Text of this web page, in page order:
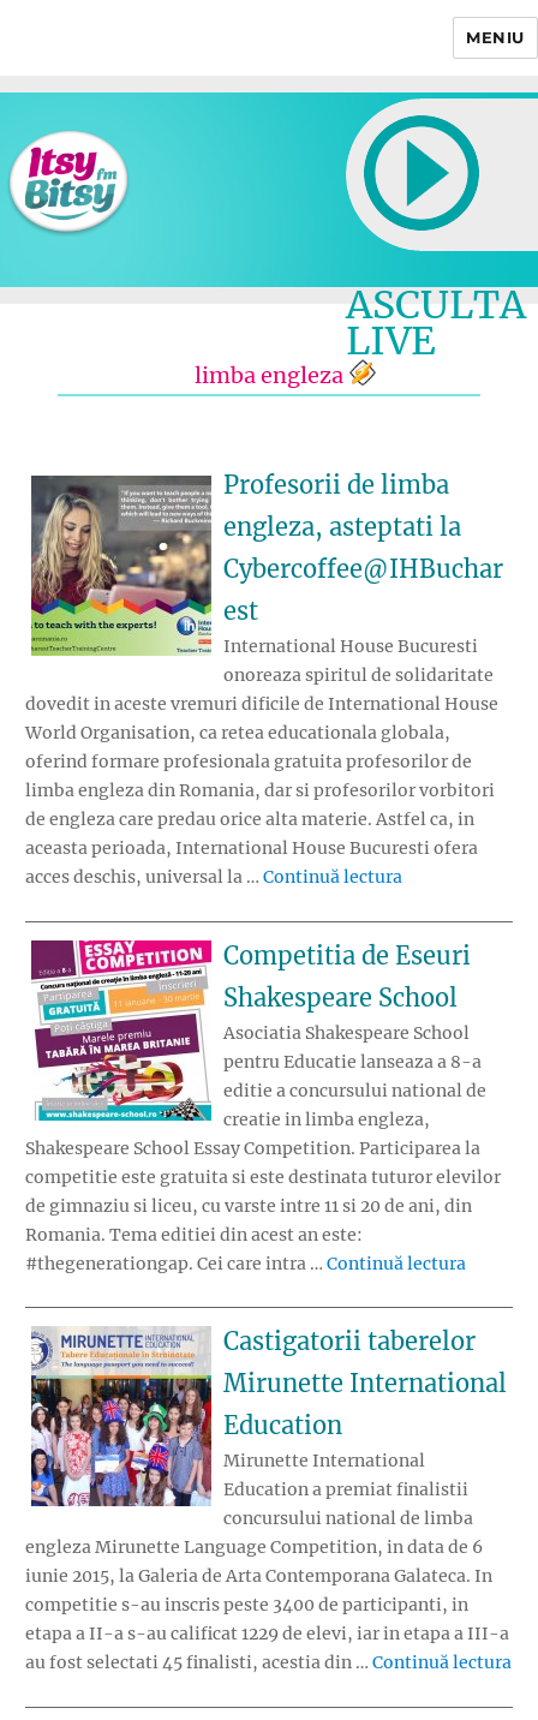
MENIU
ASCULTA
LIVE
limba engleza
Profesorii de limba
engleza, asteptati la
Cybercoffee@IHBuchar
est
International House Bucuresti
onoreaza spiritul de solidaritate
dovedit in aceste vremuri dificile de International House
World Organisation, ca retea educationala globala,
oferind formare profesionala gratuita profesorilor de
limba engleza din Romania, dar si profesorilor vorbitori
de engleza care predau orice alta materie. Astfel ca, in
aceasta perioada, International House Bucuresti ofera
acces deschis, universal la … Continuă lectura
Competitia de Eseuri
Shakespeare School
Asociatia Shakespeare School
pentru Educatie lanseaza a 8-a
editie a concursului national de
creatie in limba engleza,
Shakespeare School Essay Competition. Participarea la
competitie este gratuita si este destinata tuturor elevilor
de gimnaziu si liceu, cu varste intre 11 si 20 de ani, din
Romania. Tema editiei din acest an este:
#thegenerationgap. Cei care intra … Continuă lectura
Castigatorii taberelor
Mirunette International
Education
Mirunette International
Education a premiat finalistii
concursului national de limba
engleza Mirunette Language Competition, in data de 6
iunie 2015, la Galeria de Arta Contemporana Galateca. In
competitie s-au inscris peste 3400 de participanti, in
etapa a II-a s-au calificat 1229 de elevi, iar in etapa a III-a
au fost selectati 45 finalisti, acestia din … Continuă lectura